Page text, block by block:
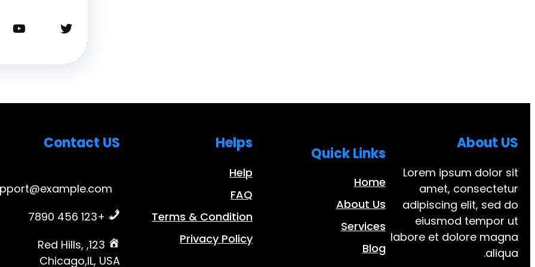
تويتر
يوتيوب
About US
Lorem ipsum dolor sit
amet, consectetur
adipiscing elit, sed do
eiusmod tempor ut
labore et dolore magna
aliqua.
Quick Links
Home
About Us
Services
Blog
Helps
Help
FAQ
Terms & Condition
Privacy Policy
Contact US
+123 456 7890
123, Red Hills,
Chicago,IL, USA